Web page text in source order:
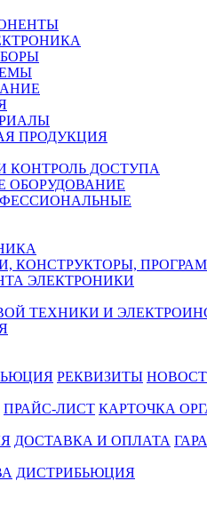
ПРОДУКЦИЯ
КОНТРОЛЬ ДОСТУПА
ОБОРУДОВАНИЕ
КОНСТРУКТОРЫ,
ЭЛЕКТРОНИКИ
ТЕХНИКИ И
РЕКВИЗИТЫ
ПРАЙС-ЛИСТ КАРТОЧКА
ДОСТАВКА И ОПЛАТА
ДИСТРИБЬЮЦИЯ